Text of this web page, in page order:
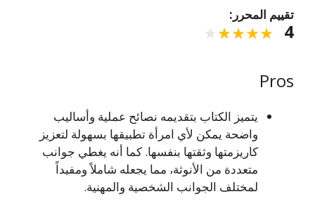
تقييم المحرر:
4
Pros
يتميز الكتاب بتقديمه نصائح عملية وأساليب
واضحة يمكن لأي امرأة تطبيقها بسهولة لتعزيز
كاريزمتها وثقتها بنفسها. كما أنه يغطي جوانب
متعددة من الأنوثة، مما يجعله شاملاً ومفيداً
لمختلف الجوانب الشخصية والمهنية.